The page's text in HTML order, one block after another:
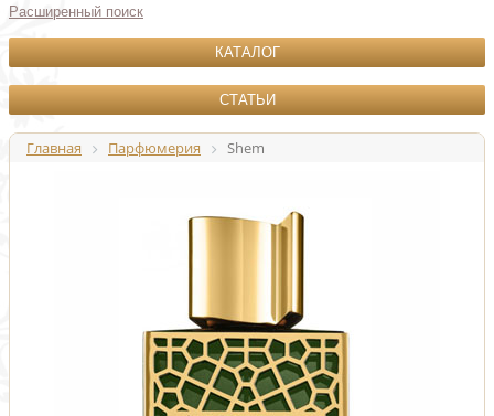
Расширенный поиск
КАТАЛОГ
СТАТЬИ
Главная Парфюмерия Shem